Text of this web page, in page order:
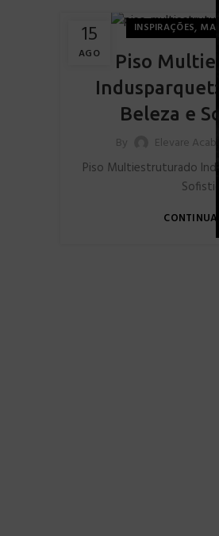
15
AGO
INSPIRAÇÕES,
Piso
Indusparquet:
Beleza e
By Elevare
Piso Multiestruturado